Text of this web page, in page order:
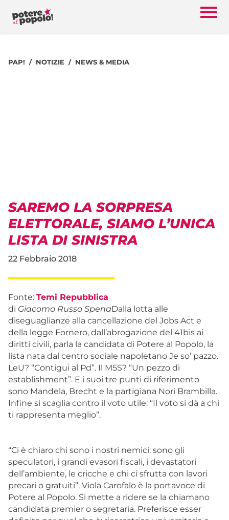
PAP! NOTIZIE NEWS & MEDIA
SAREMO LA SORPRESA
ELETTORALE, SIAMO L’UNICA
LISTA DI SINISTRA
22 Febbraio 2018
Fonte: Temi Repubblica
di Giacomo Russo SpenaDalla lotta alle
diseguaglianze alla cancellazione del Jobs Act e
della legge Fornero, dall’abrogazione del 41bis ai
diritti civili, parla la candidata di Potere al Popolo, la
lista nata dal centro sociale napoletano Je so’ pazzo.
LeU? “Contigui al Pd”. Il M5S? “Un pezzo di
establishment”. E i suoi tre punti di riferimento
sono Mandela, Brecht e la partigiana Nori Brambilla.
Infine si scaglia contro il voto utile: “Il voto si dà a chi
ti rappresenta meglio”.
“Ci è chiaro chi sono i nostri nemici: sono gli
speculatori, i grandi evasori fiscali, i devastatori
dell’ambiente, le cricche e chi ci sfrutta con lavori
precari o gratuiti”. Viola Carofalo è la portavoce di
Potere al Popolo. Si mette a ridere se la chiamano
candidata premier o segretaria. Preferisce esser